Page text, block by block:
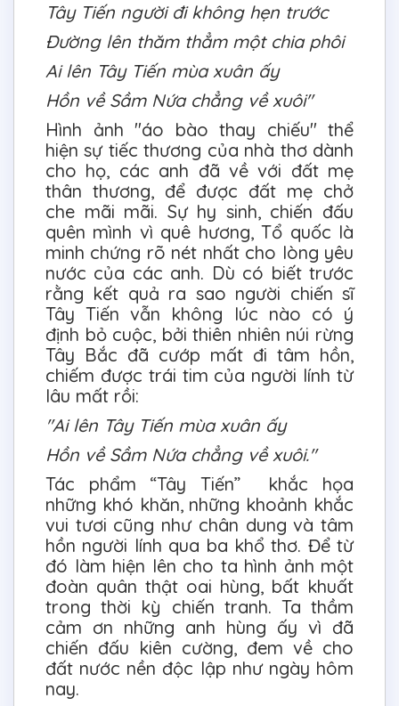
Tây Tiến người đi không hẹn trước
Đường lên thăm thẳm một chia phôi
Ai lên Tây Tiến mùa xuân ấy
Hồn về Sầm Nứa chẳng về xuôi"
Hình ảnh "áo bào thay chiếu" thể
hiện sự tiếc thương của nhà thơ dành
cho họ, các anh đã về với đất mẹ
thân thương, để được đất mẹ chở
che mãi mãi. Sự hy sinh, chiến đấu
quên mình vì quê hương, Tổ quốc là
minh chứng rõ nét nhất cho lòng yêu
nước của các anh. Dù có biết trước
rằng kết quả ra sao người chiến sĩ
Tây Tiến vẫn không lúc nào có ý
định bỏ cuộc, bởi thiên nhiên núi rừng
Tây Bắc đã cướp mất đi tâm hồn,
chiếm được trái tim của người lính từ
lâu mất rồi:
"Ai lên Tây Tiến mùa xuân ấy
Hồn về Sầm Nứa chẳng về xuôi."
Tác phẩm “Tây Tiến” khắc họa
những khó khăn, những khoảnh khắc
vui tươi cũng như chân dung và tâm
hồn người lính qua ba khổ thơ. Để từ
đó làm hiện lên cho ta hình ảnh một
đoàn quân thật oai hùng, bất khuất
trong thời kỳ chiến tranh. Ta thầm
cảm ơn những anh hùng ấy vì đã
chiến đấu kiên cường, đem về cho
đất nước nền độc lập như ngày hôm
nay.